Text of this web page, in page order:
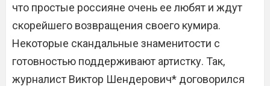
что простые россияне очень ее любят и ждут
скорейшего возвращения своего кумира.
Некоторые скандальные знаменитости с
готовностью поддерживают артистку. Так,
журналист Виктор Шендерович* договорился